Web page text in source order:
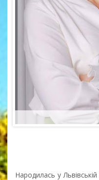
Народилась у